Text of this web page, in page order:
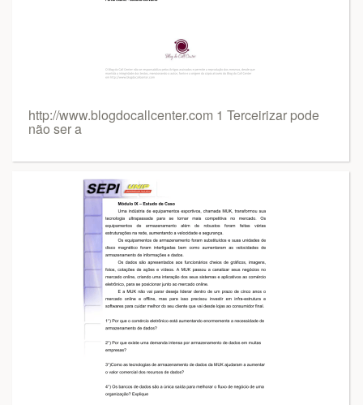
http://www.blogdocallcenter.com 1 Terceirizar pode
não ser a